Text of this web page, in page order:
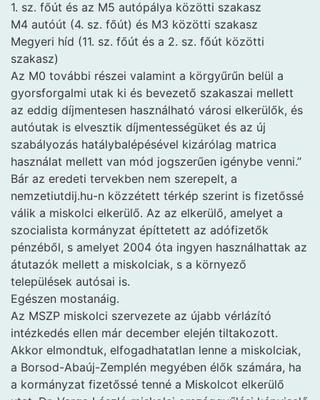
1. sz. főút és az M5 autópálya közötti szakasz
M4 autóút (4. sz. főút) és M3 közötti szakasz
Megyeri híd (11. sz. főút és a 2. sz. főút közötti
szakasz)
Az M0 további részei valamint a körgyűrűn belül a
gyorsforgalmi utak ki és bevezető szakaszai mellett
az eddig díjmentesen használható városi elkerülők, és
autóutak is elvesztik díjmentességüket és az új
szabályozás hatálybalépésével kizárólag matrica
használat mellett van mód jogszerűen igénybe venni.”
Bár az eredeti tervekben nem szerepelt, a
nemzetiutdij.hu-n közzétett térkép szerint is fizetőssé
válik a miskolci elkerülő. Az az elkerülő, amelyet a
szocialista kormányzat építtetett az adófizetők
pénzéből, s amelyet 2004 óta ingyen használhattak az
átutazók mellett a miskolciak, s a környező
települések autósai is.
Egészen mostanáig.
Az MSZP miskolci szervezete az újabb vérlázító
intézkedés ellen már december elején tiltakozott.
Akkor elmondtuk, elfogadhatatlan lenne a miskolciak,
a Borsod-Abaúj-Zemplén megyében élők számára, ha
a kormányzat fizetőssé tenné a Miskolcot elkerülő